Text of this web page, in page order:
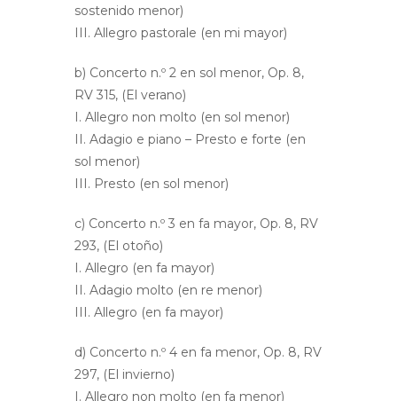
sostenido menor)
III. Allegro pastorale (en mi mayor)
b) Concerto n.º 2 en sol menor, Op. 8,
RV 315, (El verano)
I. Allegro non molto (en sol menor)
II. Adagio e piano – Presto e forte (en
sol menor)
III. Presto (en sol menor)
c) Concerto n.º 3 en fa mayor, Op. 8, RV
293, (El otoño)
I. Allegro (en fa mayor)
II. Adagio molto (en re menor)
III. Allegro (en fa mayor)
d) Concerto n.º 4 en fa menor, Op. 8, RV
297, (El invierno)
I. Allegro non molto (en fa menor)